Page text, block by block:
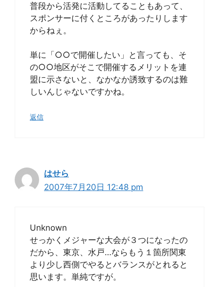
普段から活発に活動してることもあって、
スポンサーに付くところがあったりします
からねぇ。
単に「○○で開催したい」と言っても、そ
の○○地区がそこで開催するメリットを連
盟に示さないと、なかなか誘致するのは難
しいんじゃないですかね。
返信
はせら
2007年7月20日 12:48 pm
Unknown
せっかくメジャーな大会が３つになったの
だから、東京、水戸…ならもう１箇所関東
より少し西側でやるとバランスがとれると
思います。単純ですが。